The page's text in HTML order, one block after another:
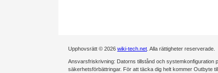
Upphovsrätt © 2026 wiki-tech.net . Alla rättigheter reserverade.
Ansvarsfriskrivning: Datorns tillstånd och systemkonfiguration
säkerhetsförbättringar. För att täcka dig helt kommer Outbyte